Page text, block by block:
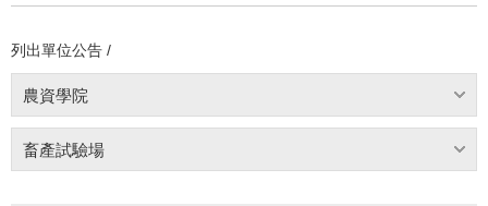
列出單位公告 /
農資學院
畜產試驗場